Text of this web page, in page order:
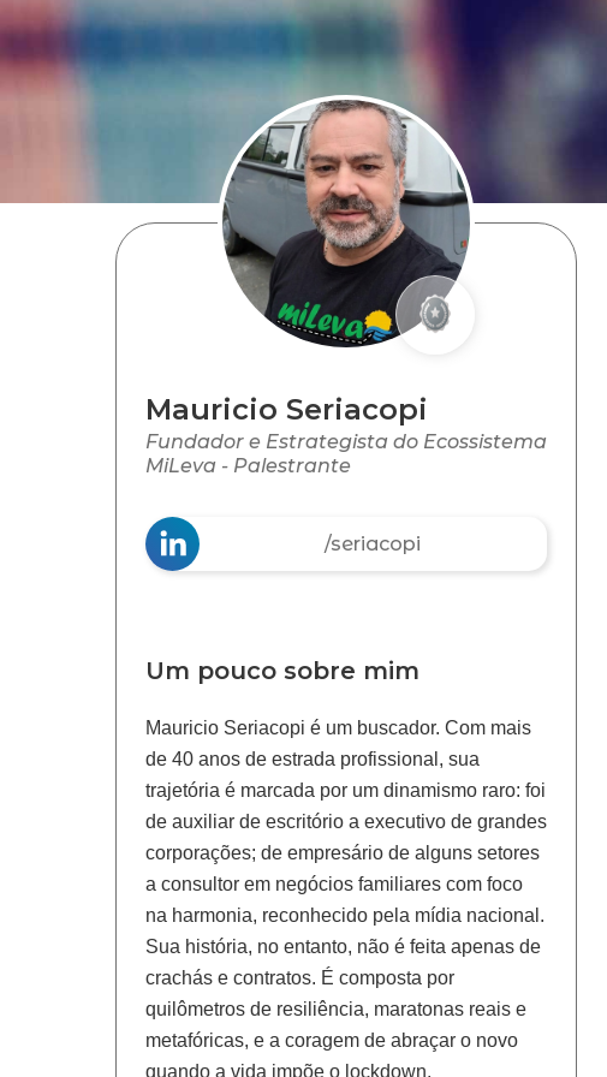
Mauricio Seriacopi
Fundador e Estrategista do Ecossistema
MiLeva - Palestrante
/seriacopi
Um pouco sobre mim
Mauricio Seriacopi é um buscador. Com mais
de 40 anos de estrada profissional, sua
trajetória é marcada por um dinamismo raro: foi
de auxiliar de escritório a executivo de grandes
corporações; de empresário de alguns setores
a consultor em negócios familiares com foco
na harmonia, reconhecido pela mídia nacional.
Sua história, no entanto, não é feita apenas de
crachás e contratos. É composta por
quilômetros de resiliência, maratonas reais e
metafóricas, e a coragem de abraçar o novo
quando a vida impõe o lockdown.